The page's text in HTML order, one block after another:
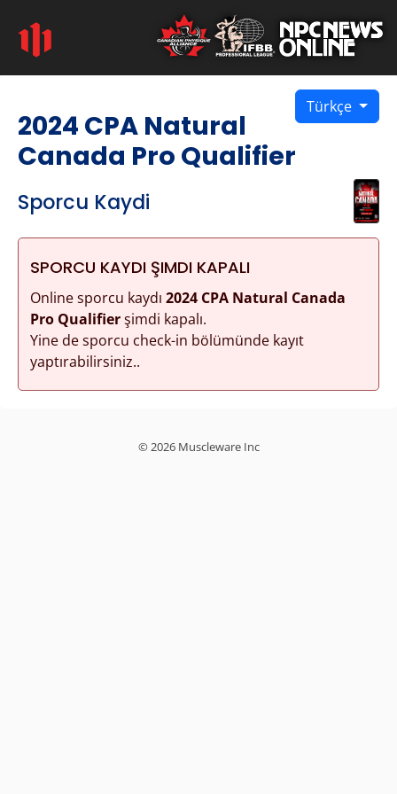
Türkçe
2024 CPA Natural
Canada Pro Qualifier
Sporcu Kaydi
SPORCU KAYDI ŞIMDI KAPALI
Online sporcu kaydı 2024 CPA Natural Canada
Pro Qualifierşimdi kapalı.
Yine de sporcu check-in bölümünde kayıt
yaptırabilirsiniz..
© 2026 Muscleware Inc